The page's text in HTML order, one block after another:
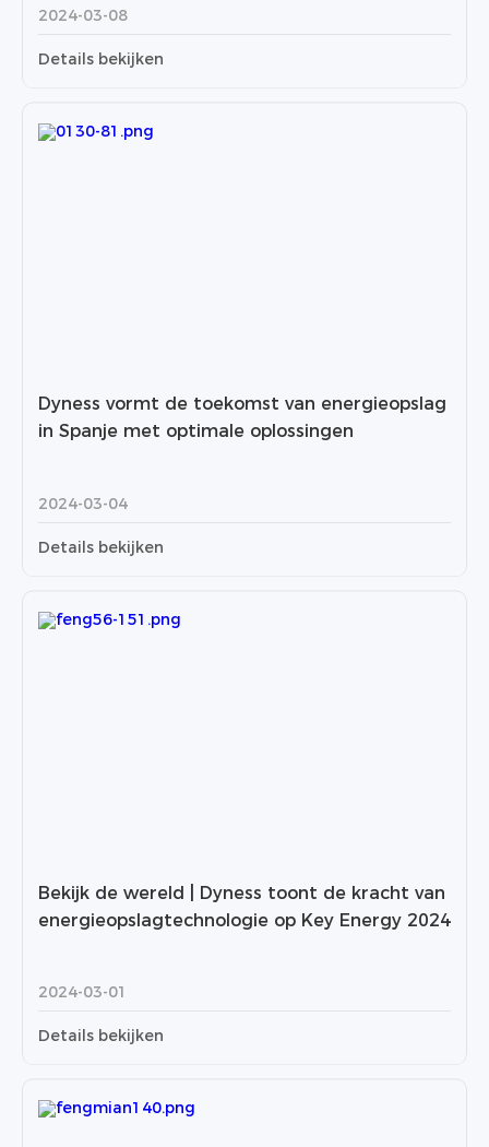
2024-03-08
Details bekijken
Dyness vormt de toekomst van energieopslag
in Spanje met optimale oplossingen
2024-03-04
Details bekijken
Bekijk de wereld | Dyness toont de kracht van
energieopslagtechnologie op Key Energy 2024
2024-03-01
Details bekijken